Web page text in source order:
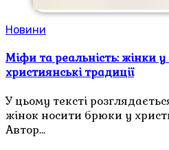
Новини
Міфи та реальність: жінки
християнські традиції
У цьому тексті
жінок носити брюки у
Автор…